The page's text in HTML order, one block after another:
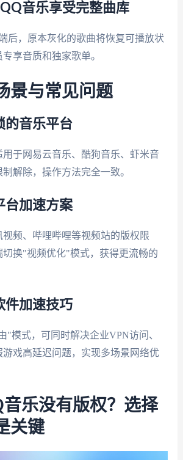
音乐享受完整曲库
后，原本灰化的歌曲将恢复可播放状
享音质和独家歌单。
景与常见问题
的音乐平台
于网易云音乐、酷狗音乐、虾米音
解除，操作方法完全一致。
台加速方案
频、哔哩哔哩等视频站的版权限
换"视频优化"模式，获得更流畅的
件加速技巧
"模式，可同时解决企业VPN访问、
戏高延迟问题，实现多场景网络优
乐没有版权？选择
关键